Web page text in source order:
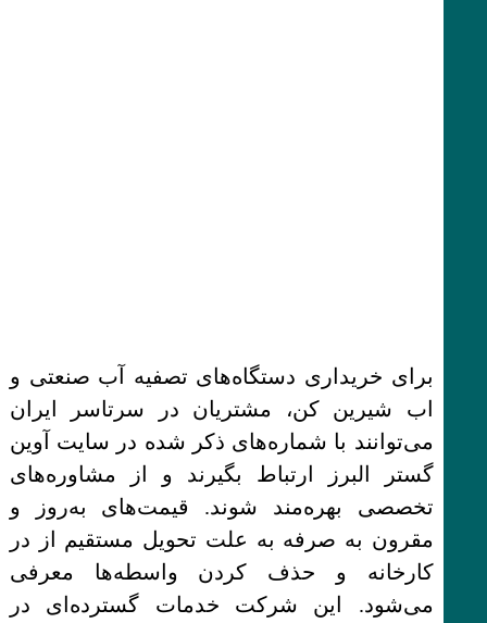
برای خریداری دستگاه‌های تصفیه آب صنعتی و
اب شیرین کن، مشتریان در سرتاسر ایران
می‌توانند با شماره‌های ذکر شده در سایت آوین
گستر البرز ارتباط بگیرند و از مشاوره‌های
تخصصی بهره‌مند شوند. قیمت‌های به‌روز و
مقرون به صرفه به علت تحویل مستقیم از در
کارخانه و حذف کردن واسطه‌ها معرفی
می‌شود. این شرکت خدمات گسترده‌ای در